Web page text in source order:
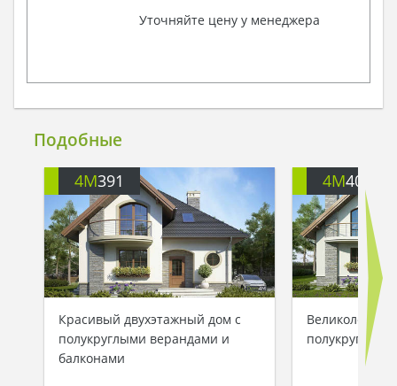
Уточняйте цену у менеджера
Подобные
4M391
Красивый двухэтажный дом с
полукруглыми верандами и
балконами
4M401